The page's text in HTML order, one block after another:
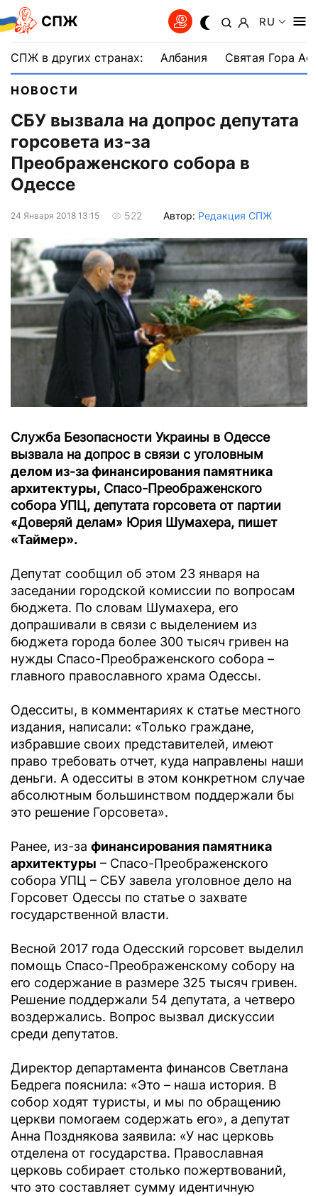
СПЖ RU
СПЖ в других странах: Албания Святая Гора
НОВОСТИ
СБУ вызвала на допрос депутата
горсовета из-за
Преображенского собора в
Одессе
24 Января 2018 13:15 522 Автор: Редакция СПЖ
Служба Безопасности Украины в Одессе
вызвала на допрос в связи с уголовным
делом из-за финансирования памятника
архитектуры, Спасо-Преображенского
собора УПЦ, депутата горсовета от партии
«Доверяй делам» Юрия Шумахера, пишет
«Таймер».
Депутат сообщил об этом 23 января на
заседании городской комиссии по вопросам
бюджета. По словам Шумахера, его
допрашивали в связи с выделением из
бюджета города более 300 тысяч гривен на
нужды Спасо-Преображенского собора –
главного православного храма Одессы.
Одесситы, в комментариях к статье местного
издания, написали: «Только граждане,
избравшие своих представителей, имеют
право требовать отчет, куда направлены наши
деньги. А одесситы в этом конкретном случае
абсолютным большинством поддержали бы
это решение Горсовета».
Ранее, из-за финансирования памятника
архитектуры – Спасо-Преображенского
собора УПЦ – СБУ завела уголовное дело на
Горсовет Одессы по статье о захвате
государственной власти.
Весной 2017 года Одесский горсовет выделил
помощь Спасо-Преображенскому собору на
его содержание в размере 325 тысяч гривен.
Решение поддержали 54 депутата, а четверо
воздержались. Вопрос вызвал дискуссии
среди депутатов.
Директор департамента финансов Светлана
Бедрега пояснила: «Это – наша история. В
собор ходят туристы, и мы по обращению
церкви помогаем содержать его», а депутат
Анна Позднякова заявила: «У нас церковь
отделена от государства. Православная
церковь собирает столько пожертвований,
что это составляет сумму идентичную